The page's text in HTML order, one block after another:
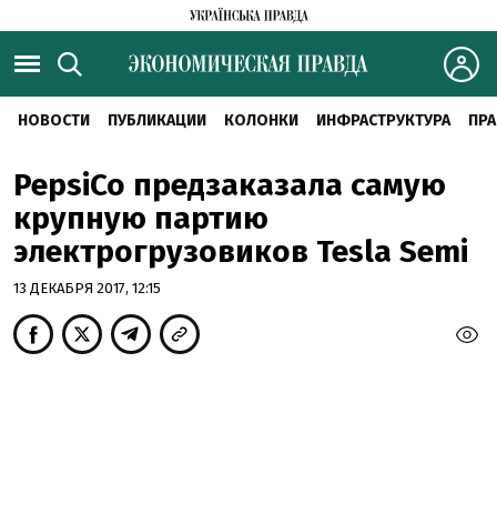
НОВОСТИ ПУБЛИКАЦИИ КОЛОНКИ ИНФРАСТРУКТУРА
PepsiCo предзаказала самую
крупную партию
электрогрузовиков Tesla Semi
13 ДЕКАБРЯ 2017, 12:15